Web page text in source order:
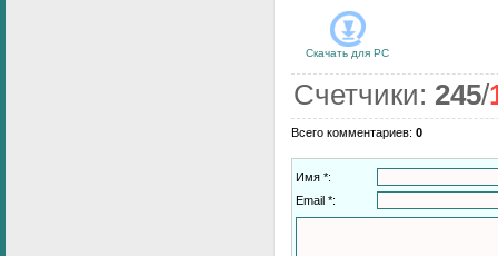
Скачать для PC
Счетчики: 245/
Всего комментариев: 0
Имя *:
Email *: